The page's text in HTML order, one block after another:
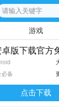
游戏
卓版下载官方
必备
点击下载